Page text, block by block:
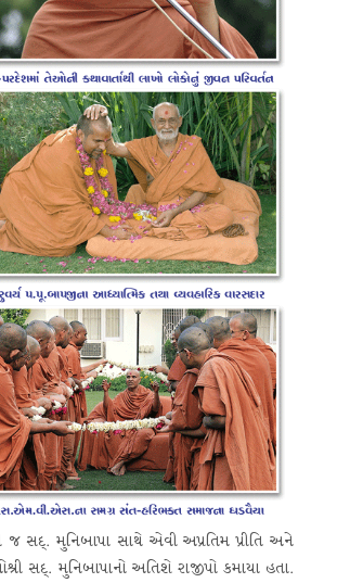
જ સદ્‌. મુનિબાપા સાથે એવી અપ્રતિમ પ્રીતિ અને
સદ્‌. મુનિબાપાનો અતિશે રાજીપો કમાયા હતા.